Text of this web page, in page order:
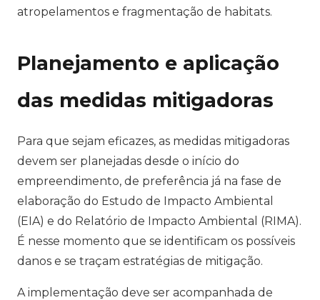
atropelamentos e fragmentação de habitats.
Planejamento e aplicação
das medidas mitigadoras
Para que sejam eficazes, as medidas mitigadoras
devem ser planejadas desde o início do
empreendimento, de preferência já na fase de
elaboração do Estudo de Impacto Ambiental
(EIA) e do Relatório de Impacto Ambiental (RIMA).
É nesse momento que se identificam os possíveis
danos e se traçam estratégias de mitigação.
A implementação deve ser acompanhada de